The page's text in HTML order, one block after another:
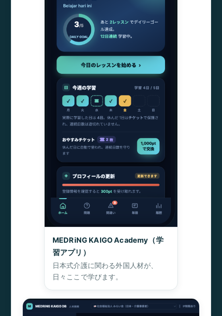
MEDRiNG KAIGO Academy（学
習アプリ）
日本式介護に関わる外国人材が、
日々ここで学びます。